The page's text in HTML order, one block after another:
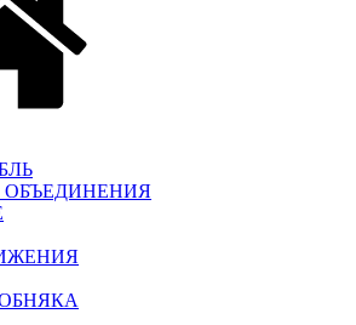
ОБЪЕДИНЕНИЯ